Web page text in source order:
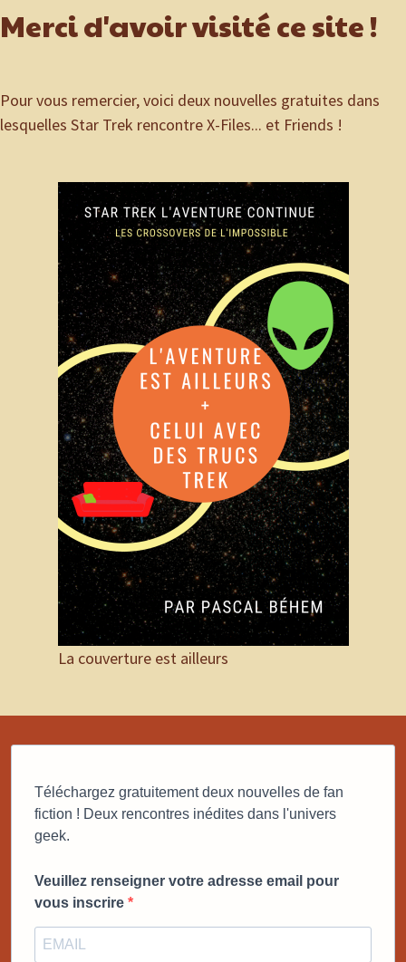
Merci d'avoir visité ce site !
Pour vous remercier, voici deux nouvelles gratuites dans
lesquelles Star Trek rencontre X-Files... et Friends !
La couverture est ailleurs
Téléchargez gratuitement deux nouvelles de fan
fiction ! Deux rencontres inédites dans l'univers
geek.
Veuillez renseigner votre adresse email pour
vous inscrire